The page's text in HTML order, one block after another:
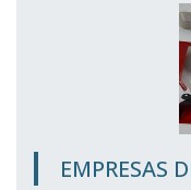
EMPRESAS